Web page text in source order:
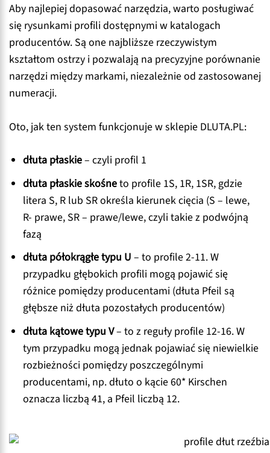
Aby najlepiej dopasować narzędzia, warto posługiwać
się rysunkami profili dostępnymi w katalogach
producentów. Są one najbliższe rzeczywistym
kształtom ostrzy i pozwalają na precyzyjne porównanie
narzędzi między markami, niezależnie od zastosowanej
numeracji.
Oto, jak ten system funkcjonuje w sklepie DLUTA.PL:
dłuta płaskie– czyli profil 1
dłuta płaskie skośneto profile 1S, 1R, 1SR, gdzie
litera S, R lub SR określa kierunek cięcia (S – lewe,
R- prawe, SR – prawe/lewe, czyli takie z podwójną
fazą
dłuta półokrągłetypu U – to profile 2-11. W
przypadku głębokich profili mogą pojawić się
różnice pomiędzy producentami (dłuta Pfeil są
głębsze niż dłuta pozostałych producentów)
dłuta kątowe typu V– to z reguły profile 12-16. W
tym przypadku mogą jednak pojawiać się niewielkie
rozbieżności pomiędzy poszczególnymi
producentami, np. dłuto o kącie 60* Kirschen
oznacza liczbą 41, a Pfeil liczbą 12.